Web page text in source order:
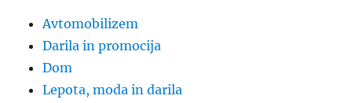
Avtomobilizem
Darila in promocija
Dom
Lepota, moda in darila